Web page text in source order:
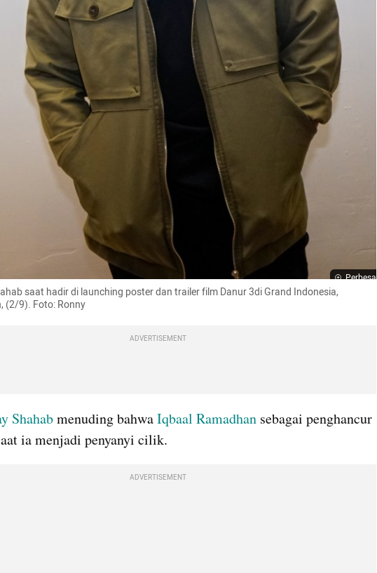
Perbesar
saat hadir di launching poster dan trailer film Danur 3di Grand Indonesia,
(2/9). Foto: Ronny
ADVERTISEMENT
Shahab menuding bahwa Iqbaal Ramadhan sebagai penghancur
ia menjadi penyanyi cilik.
ADVERTISEMENT